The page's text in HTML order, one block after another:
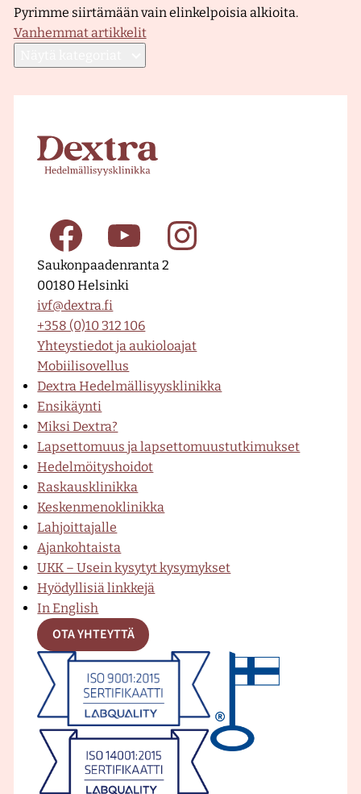
Pyrimme siirtämään vain elinkelpoisia alkioita.
Artikkelien
selaus
Vanhemmat artikkelit
s
D
r
H
e
ä
i
l
n
i
k
F
a
c
e
b
o
o
k
-
Y
o
u
T
u
b
e
-
k
a
g
a
m
Saukonpaadenranta 2
00180 Helsinki
ivf@dextra.fi
+358 (0)10 312 106
Yhteystiedot ja aukioloajat
Mobiilisovellus
OTA YHTEYTTÄ
Dextra Hedelmällisyysklinikka
Ensikäynti
Miksi Dextra?
Lapsettomuus ja lapsettomuustutkimukset
Hedelmöityshoidot
Raskausklinikka
Keskenmenoklinikka
Lahjoittajalle
Ajankohtaista
UKK – Usein kysytyt kysymykset
Hyödyllisiä linkkejä
In English